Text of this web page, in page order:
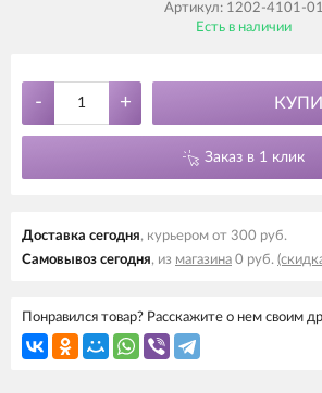
Артикул: 1202-4101-01
Есть в наличии
- +
Заказ в 1 клик
Доставка cегодня, курьером от 300 руб.
Самовывоз cегодня, из магазина 0 руб.
Понравился товар? Расскажите о нем своим